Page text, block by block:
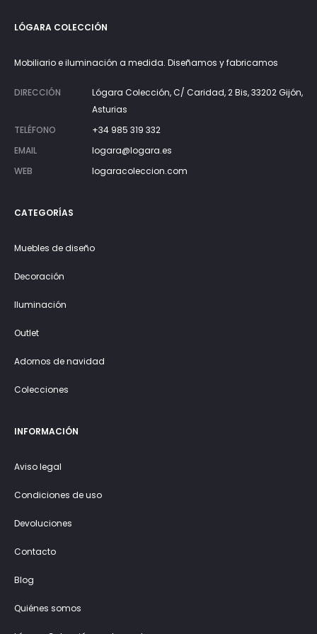
LÓGARA COLECCIÓN
Mobiliario e iluminación a medida. Diseñamos y fabricamos
DIRECCIÓN
Lógara Colección, C/ Caridad, 2 Bis, 33202 Gijón,
Asturias
TELÉFONO
+34 985 319 332
EMAIL
logara@logara.es
WEB
logaracoleccion.com
CATEGORÍAS
Muebles de diseño
Decoración
Iluminación
Outlet
Adornos de navidad
Colecciones
INFORMACIÓN
Aviso legal
Condiciones de uso
Devoluciones
Contacto
Blog
Quiénes somos